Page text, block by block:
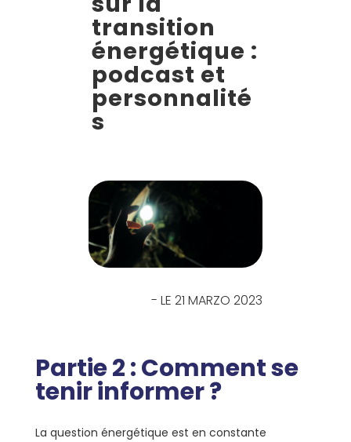
transition
énergétique :
podcast et
personnalité
s
- LE 21 MARZO 2023
Partie 2 : Comment se
tenir informer ?
La question énergétique est en constante